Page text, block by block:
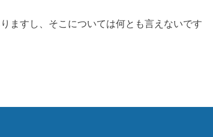
ますし、そこについては何とも言えないです